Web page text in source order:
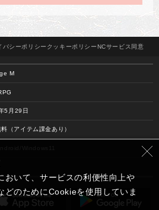
バシーポリシー クッキーポリシーNCサービス 同意
M
5月29日
（アイテム課金あり）
おいて、サービスの利便性向上や
どのためにCookieを使用していま